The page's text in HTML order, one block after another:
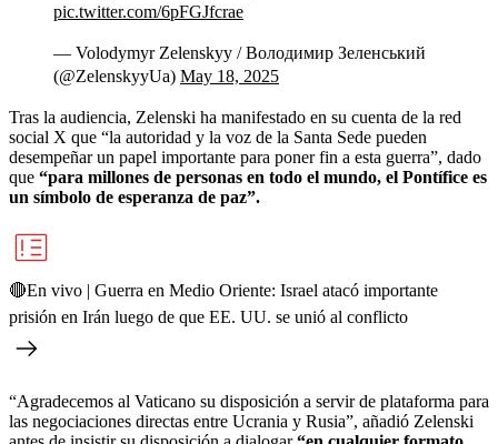
pic.twitter.com/6pFGJfcrae
— Volodymyr Zelenskyy / Володимир Зеленський
(@ZelenskyyUa) May 18, 2025
Tras la audiencia, Zelenski ha manifestado en su cuenta de la red
social X que “la autoridad y la voz de la Santa Sede pueden
desempeñar un papel importante para poner fin a esta guerra”, dado
que “para millones de personas en todo el mundo, el Pontífice es
un símbolo de esperanza de paz”.
🔴En vivo | Guerra en Medio Oriente: Israel atacó importante
prisión en Irán luego de que EE. UU. se unió al conflicto
“Agradecemos al Vaticano su disposición a servir de plataforma para
las negociaciones directas entre Ucrania y Rusia”, añadió Zelenski